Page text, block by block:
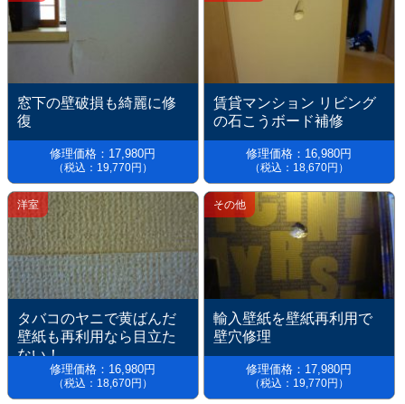
修理価格：17,980円
（税込：19,770円）
窓下の壁破損も綺麗に修
復
修理価格：16,980円
（税込：18,670円）
賃貸マンション リビング
の石こうボード補修
洋室
修理価格：16,980円
（税込：18,670円）
タバコのヤニで黄ばんだ
壁紙も再利用なら目立た
ない！
その他
修理価格：17,980円
（税込：19,770円）
輸入壁紙を壁紙再利用で
壁穴修理